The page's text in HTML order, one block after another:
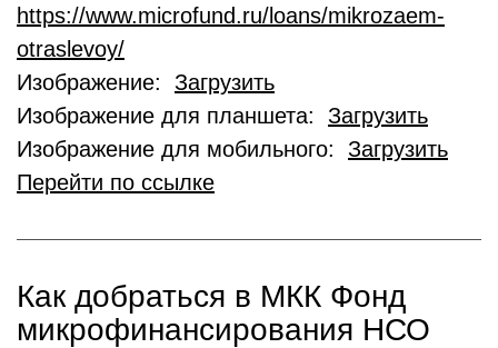
https://www.microfund.ru/loans/mikrozaem-
otraslevoy/
Изображение: Загрузить
Изображение для планшета: Загрузить
Изображение для мобильного: Загрузить
Перейти по ссылке
Как добраться в МКК Фонд
микрофинансирования НСО